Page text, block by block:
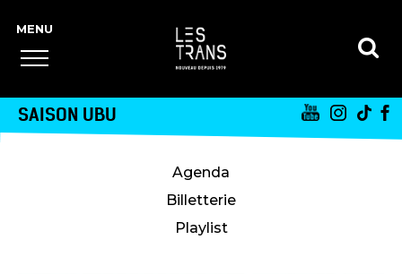
SAISON UBU
Agenda
Billetterie
Playlist